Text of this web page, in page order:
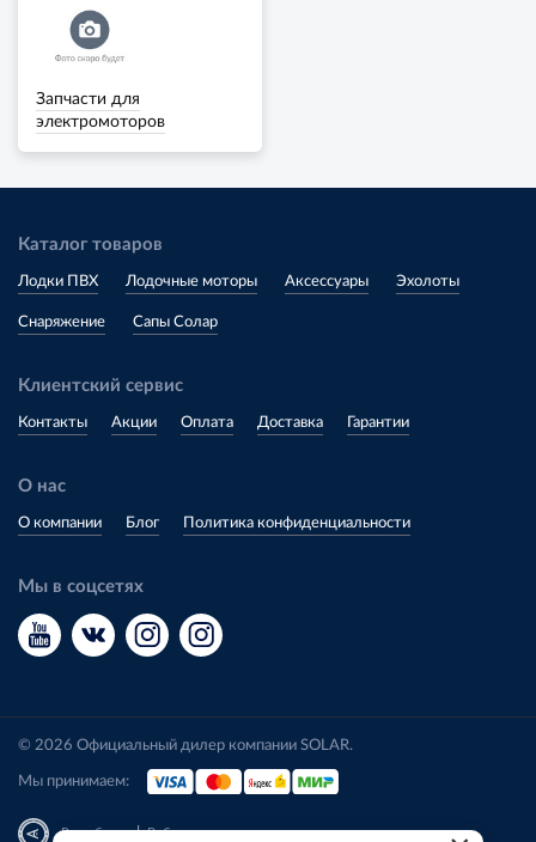
Запчасти для
электромоторов
Каталог товаров
Лодки ПВХ Лодочные моторы Аксессуары Эхолоты
Снаряжение Сапы Солар
Клиентский сервис
Контакты Акции Оплата Доставка Гарантии
О нас
О компании Блог Политика конфиденциальности
Мы в соцсетях
© 2026 Официальный дилер компании SOLAR.
Мы принимаем:
Разработка|Веб-аналитика